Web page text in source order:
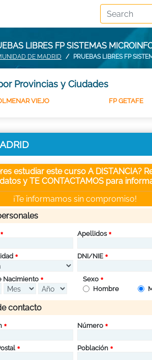
LIBRES FP SISTEMAS
DE MADRID PRUEBAS LIBRES FP
Provincias y Ciudades
VIEJO FP GETAFE
estudiar este curso A DISTANCIA?
y TE CONTACTAMOS para
¡Te informamos sin compromiso!
Apellidos
DNI/NIE
Nacimiento
Sexo
Hombre
contacto
Número
Población